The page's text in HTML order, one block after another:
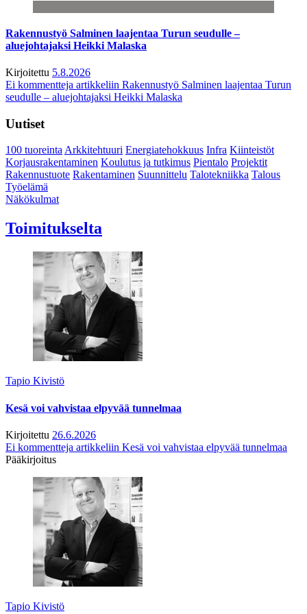
Rakennustyö Salminen laajentaa Turun seudulle –
aluejohtajaksi Heikki Malaska
Kirjoitettu 5.8.2026
Ei kommentteja artikkeliin Rakennustyö Salminen laajentaa Turun
seudulle – aluejohtajaksi Heikki Malaska
Uutiset
100 tuoreintaArkkitehtuuri Energiatehokkuus Infra Kiinteistöt
Korjausrakentaminen Koulutus ja tutkimus Pientalo Projektit
Rakennustuote Rakentaminen Suunnittelu Talotekniikka Talous
Työelämä
Näkökulmat
Toimitukselta
Tapio Kivistö
Kesä voi vahvistaa elpyvää tunnelmaa
Kirjoitettu 26.6.2026
Ei kommentteja artikkeliin Kesä voi vahvistaa elpyvää tunnelmaa
Pääkirjoitus
Tapio Kivistö